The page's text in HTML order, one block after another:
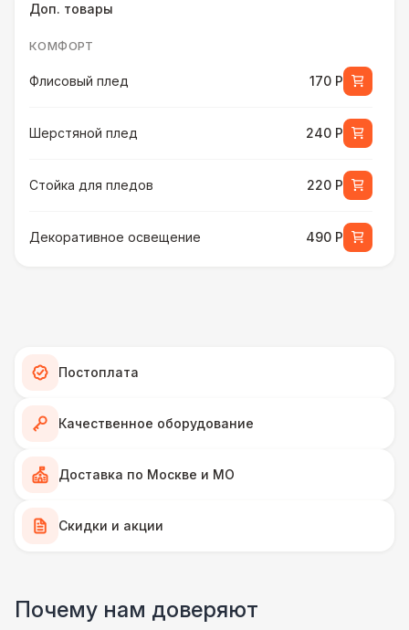
Доп. товары
КОМФОРТ
Флисовый плед 170 Р
Шерстяной плед 240 Р
Стойка для пледов 220 Р
Декоративное освещение 490 Р
Грузчики
Тех. спец.
Постоплата
Качественное оборудование
Доставка по Москве и МО
Скидки и акции
Почему нам доверяют